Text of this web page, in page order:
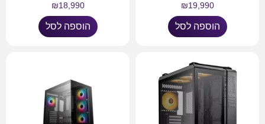
₪19,990
הוספה לסל
₪18,990
הוספה לסל